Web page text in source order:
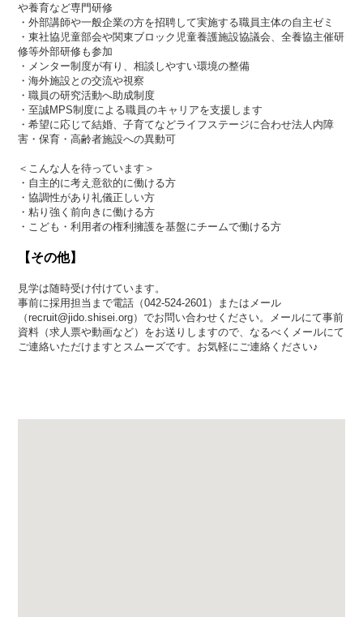
や養育など専門研修
・外部講師や一般企業の方を招聘して実施する職員主体の自主ゼミ
・東社協児童部会や関東ブロック児童養護施設協議会、全養協主催研
修等外部研修も参加
・メンター制度が有り、相談しやすい環境の整備
・海外施設との交流や視察
・職員の研究活動へ助成制度
・至誠MPS制度による職員のキャリアを支援します
・希望に応じて結婚、子育てなどライフステージに合わせ法人内障
害・保育・高齢者施設への異動可
＜こんな人を待っています＞
・自主的に考え意欲的に働ける方
・協調性があり礼儀正しい方
・粘り強く前向きに働ける方
・こども・利用者の権利擁護を基盤にチームで働ける方
【その他】
見学は随時受け付けています。
事前に採用担当まで電話（042-524-2601）またはメール
（recruit@jido.shisei.org）でお問い合わせください。メールにて事前
資料（求人票や動画など）をお送りしますので、なるべくメールにて
ご連絡いただけますとスムーズです。お気軽にご連絡ください♪